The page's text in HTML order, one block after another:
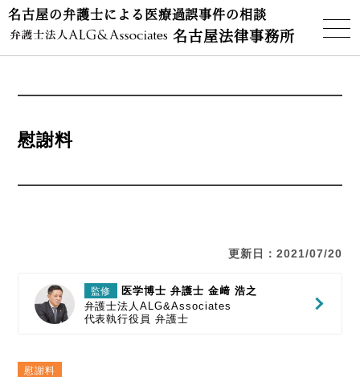
名古屋の弁護士による医療過誤事件の相談
名古屋法律事務所
慰謝料
更新日：2021/07/20
監修
医学博士 弁護士 金﨑 浩之
弁護士法人ALG&Associates
代表執行役員弁護士
慰謝料